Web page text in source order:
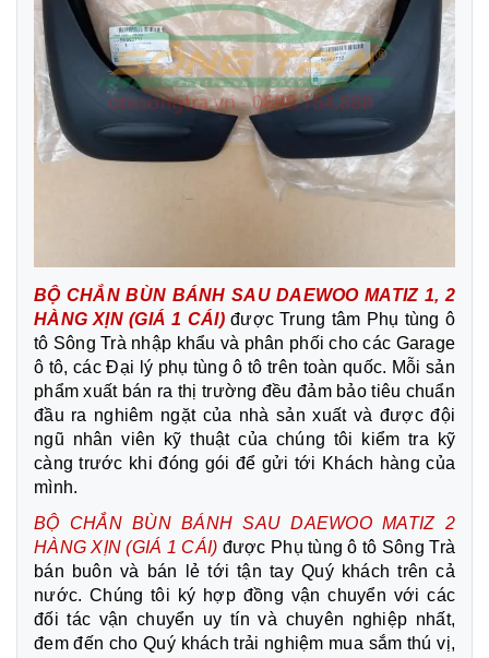
BỘ CHẮN BÙN BÁNH SAU DAEWOO MATIZ 1, 2
HÀNG XỊN (GIÁ 1 CÁI) được Trung tâm Phụ tùng ô
tô Sông Trà nhập khẩu và phân phối cho các Garage
ô tô, các Đại lý phụ tùng ô tô trên toàn quốc. Mỗi sản
phẩm xuất bán ra thị trường đều đảm bảo tiêu chuẩn
đầu ra nghiêm ngặt của nhà sản xuất và được đội
ngũ nhân viên kỹ thuật của chúng tôi kiểm tra kỹ
càng trước khi đóng gói để gửi tới Khách hàng của
mình.
BỘ CHẮN BÙN BÁNH SAU DAEWOO MATIZ 2
HÀNG XỊN (GIÁ 1 CÁI) được Phụ tùng ô tô Sông Trà
bán buôn và bán lẻ tới tận tay Quý khách trên cả
nước. Chúng tôi ký hợp đồng vận chuyển với các
đối tác vận chuyển uy tín và chuyên nghiệp nhất,
đem đến cho Quý khách trải nghiệm mua sắm thú vị,